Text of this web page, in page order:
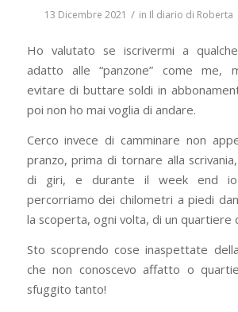
13 Dicembre 2021 / in Il diario di Roberta
Ho valutato se iscrivermi a
adatto alle “panzone” come me,
evitare di buttare soldi in
poi non ho mai voglia di andare.
Cerco invece di camminare non
pranzo, prima di tornare alla
di giri, e durante il week end
percorriamo dei chilometri a piedi
la scoperta, ogni volta, di un quartiere
Sto scoprendo cose inaspettate
che non conoscevo affatto o
sfuggito tanto!